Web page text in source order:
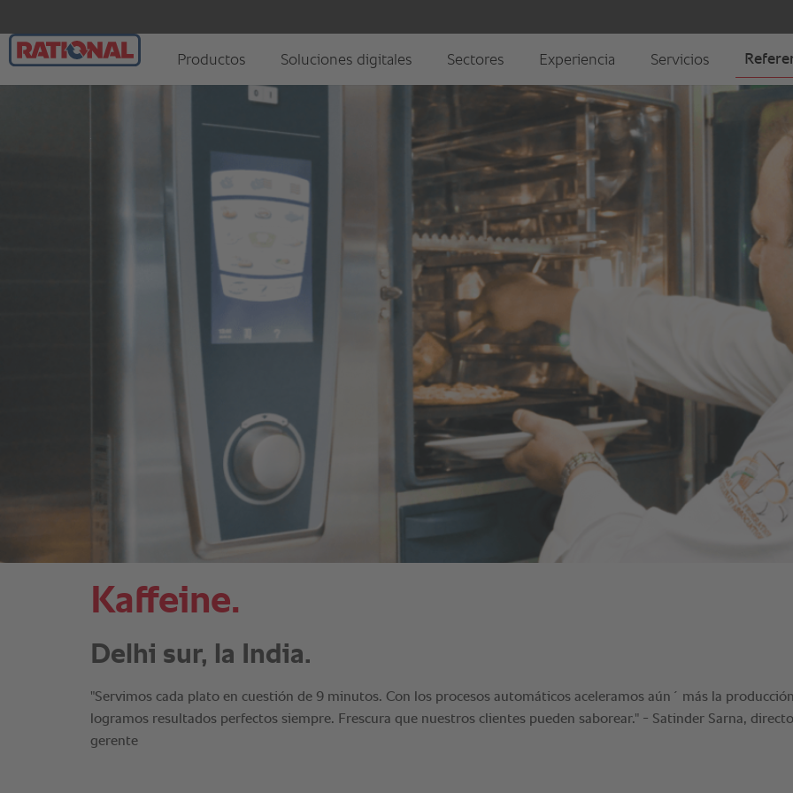
Kaffeine.
Delhi sur, la India.
"Servimos cada plato en cuestión de 9 minutos. Con los procesos automáticos aceleramos aún´ más la
logramos resultados perfectos siempre. Frescura que nuestros clientes pueden saborear." - Satinder Sarna,
gerente